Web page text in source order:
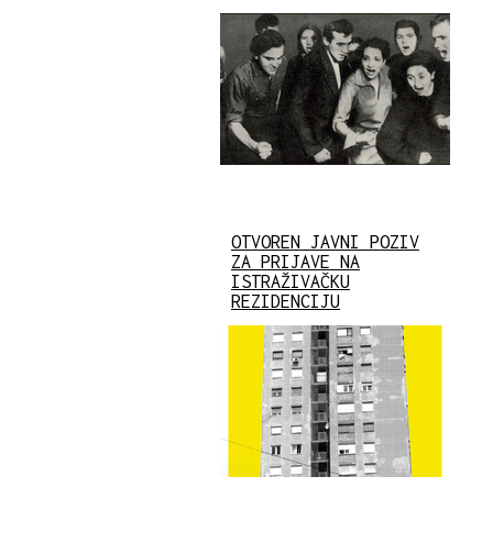
OTVOREN JAVNI POZIV
ZA PRIJAVE NA
ISTRAŽIVAČKU
REZIDENCIJU